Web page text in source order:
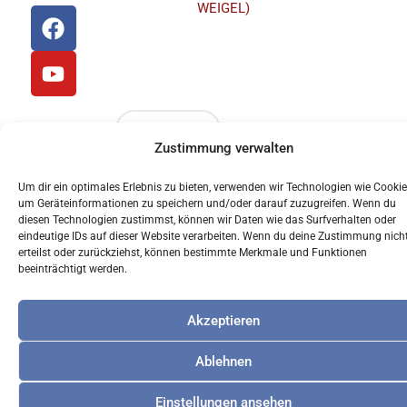
Zustimmung verwalten
Um dir ein optimales Erlebnis zu bieten, verwenden wir Technologien wie
um Geräteinformationen zu speichern und/oder darauf zuzugreifen. Wenn du
diesen Technologien zustimmst, können wir Daten wie das Surfverhalten oder
eindeutige IDs auf dieser Website verarbeiten. Wenn du deine Zustimmung
erteilst oder zurückziehst, können bestimmte Merkmale und Funktionen
beeinträchtigt werden.
Akzeptieren
Ablehnen
Einstellungen ansehen
F
a
c
e
k
Y
o
u
t
WEIGEL)
© 2024 Akademisches Forum Albertus Magnus
Regensburg